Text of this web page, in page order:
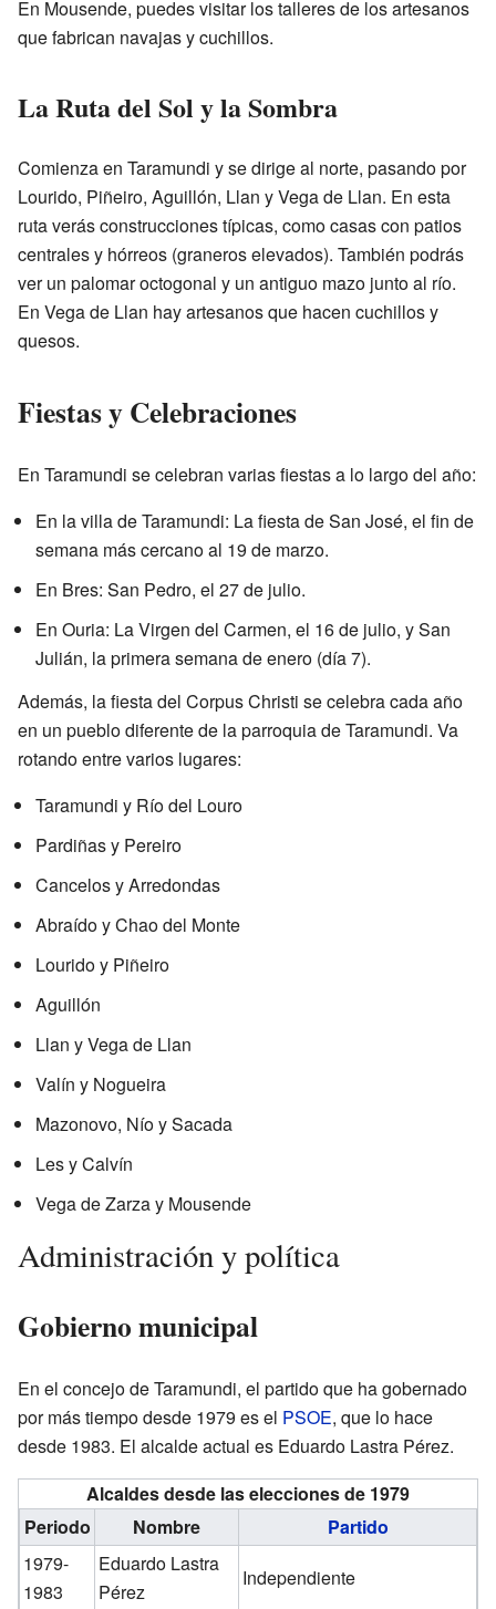
En Mousende, puedes visitar los talleres de los artesanos
que fabrican navajas y cuchillos.
La Ruta del Sol y la Sombra
Comienza en Taramundi y se dirige al norte, pasando por
Lourido, Piñeiro, Aguillón, Llan y Vega de Llan. En esta
ruta verás construcciones típicas, como casas con patios
centrales y hórreos (graneros elevados). También podrás
ver un palomar octogonal y un antiguo mazo junto al río.
En Vega de Llan hay artesanos que hacen cuchillos y
quesos.
Fiestas y Celebraciones
En Taramundi se celebran varias fiestas a lo largo del año:
En la villa de Taramundi: La fiesta de San José, el fin de
semana más cercano al 19 de marzo.
En Bres: San Pedro, el 27 de julio.
En Ouria: La Virgen del Carmen, el 16 de julio, y San
Julián, la primera semana de enero (día 7).
Además, la fiesta del Corpus Christi se celebra cada año
en un pueblo diferente de la parroquia de Taramundi. Va
rotando entre varios lugares:
Taramundi y Río del Louro
Pardiñas y Pereiro
Cancelos y Arredondas
Abraído y Chao del Monte
Lourido y Piñeiro
Aguillón
Llan y Vega de Llan
Valín y Nogueira
Mazonovo, Nío y Sacada
Les y Calvín
Vega de Zarza y Mousende
Administración y política
Gobierno municipal
En el concejo de Taramundi, el partido que ha gobernado
por más tiempo desde 1979 es el PSOE, que lo hace
desde 1983. El alcalde actual es Eduardo Lastra Pérez.
Alcaldes desde las elecciones de 1979
Periodo
Nombre
Partido
1979-
1983
Eduardo Lastra
Pérez
Independiente